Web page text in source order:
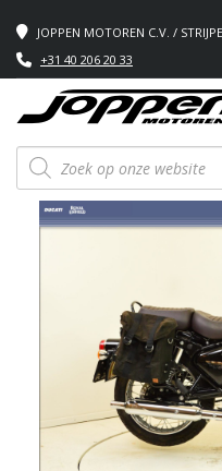
JOPPEN MOTOREN C.V. /
+31 40 206 20 33
Producten
zoeken